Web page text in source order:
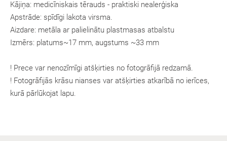
Kājiņa: medicīniskais tērauds - praktiski nealerģiska
Apstrāde: spīdīgi lakota virsma.
Aizdare: metāla ar palielinātu plastmasas atbalstu
Izmērs: platums~17 mm, augstums ~33 mm
! Prece var nenozīmīgi atšķirties no fotogrāfijā redzamā.
! Fotogrāfijās krāsu nianses var atšķirties atkarībā no ierīces,
kurā pārlūkojat lapu.